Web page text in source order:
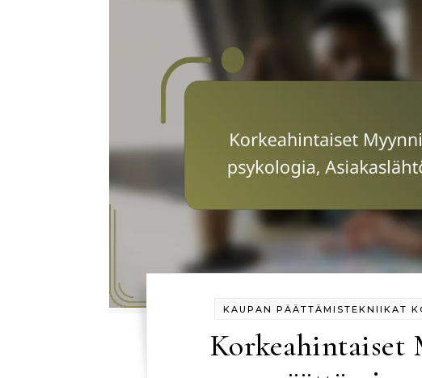
KAUPAN PÄÄTTÄMISTEKNIIKAT
Korkeahintaiset